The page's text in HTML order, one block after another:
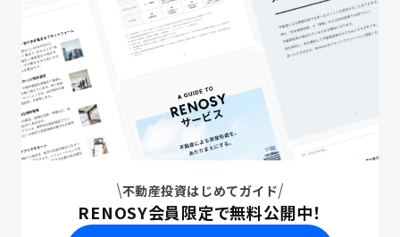
不動産投資はじめてガイド
RENOSY会員限定で無料公開中！